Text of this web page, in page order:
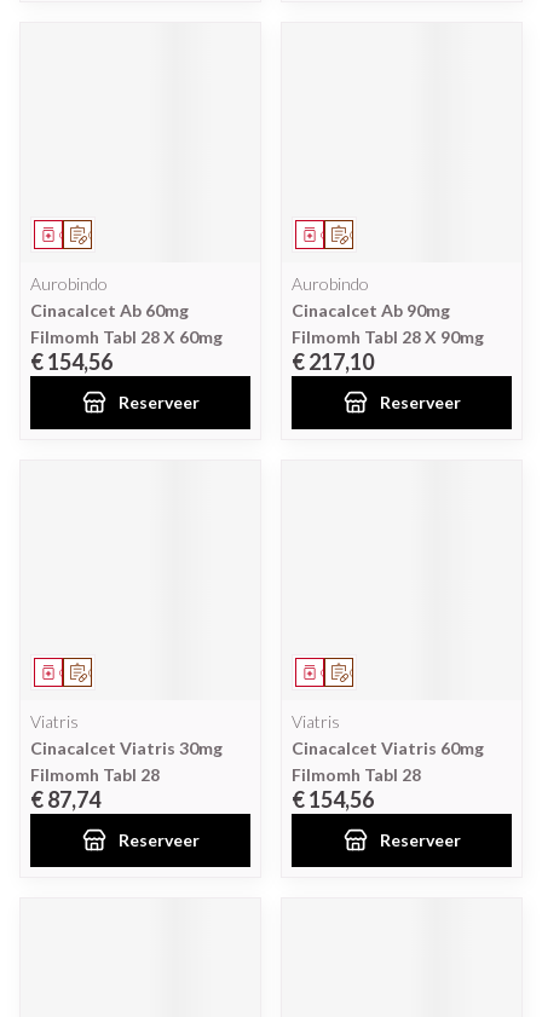
Op voorschrift
Geneesmiddel
Aurobindo
Cinacalcet Ab 60mg
Filmomh Tabl 28 X 60mg
€ 154,56
Reserveer
Op voorschrift
Geneesmiddel
Aurobindo
Cinacalcet Ab 90mg
Filmomh Tabl 28 X 90mg
€ 217,10
Reserveer
Op voorschrift
Geneesmiddel
Viatris
Cinacalcet Viatris 30mg
Filmomh Tabl 28
€ 87,74
Reserveer
Op voorschrift
Geneesmiddel
Viatris
Cinacalcet Viatris 60mg
Filmomh Tabl 28
€ 154,56
Reserveer